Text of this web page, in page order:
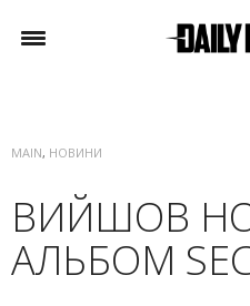
MAIN, НОВИНИ
ВИЙШОВ
АЛЬБОМ